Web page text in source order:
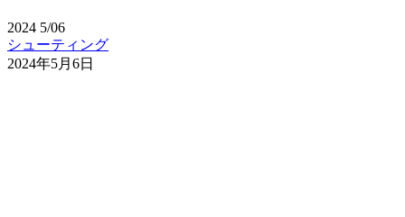
2024 5/06
シューティング
2024年5月6日